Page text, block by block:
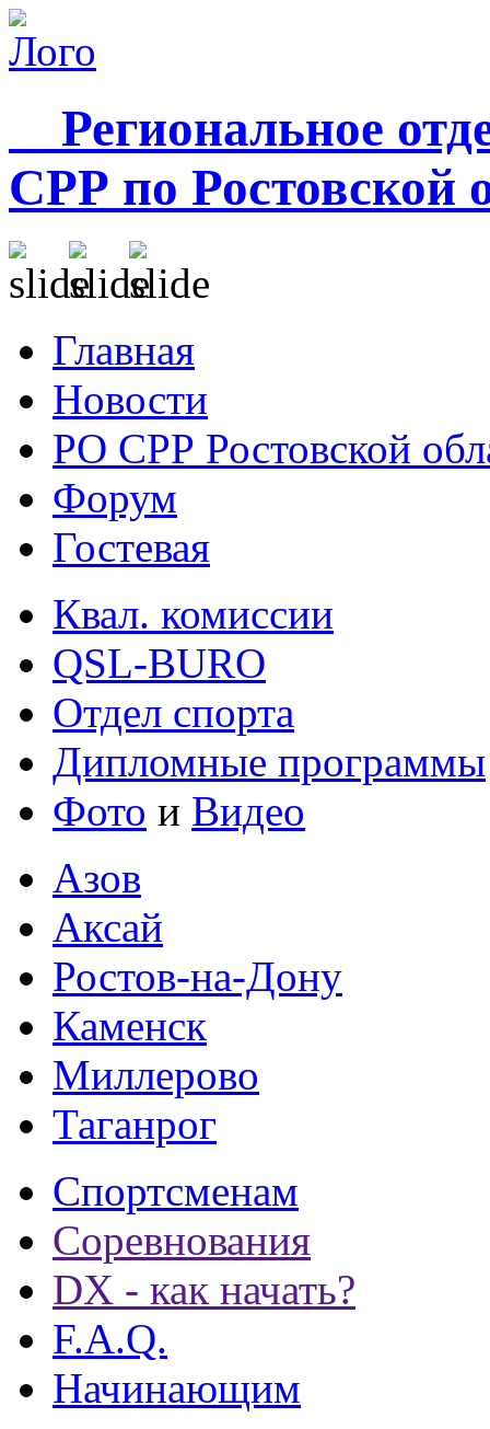
Региональное
СРР по Ростовской
Главная
Новости
РО СРР Ростовской
Форум
Гостевая
Квал. комиссии
QSL-BURO
Отдел спорта
Дипломные программы
Фото и Видео
Азов
Аксай
Ростов-на-Дону
Каменск
Миллерово
Таганрог
Спортсменам
Соревнования
DX - как начать?
F.A.Q.
Начинающим